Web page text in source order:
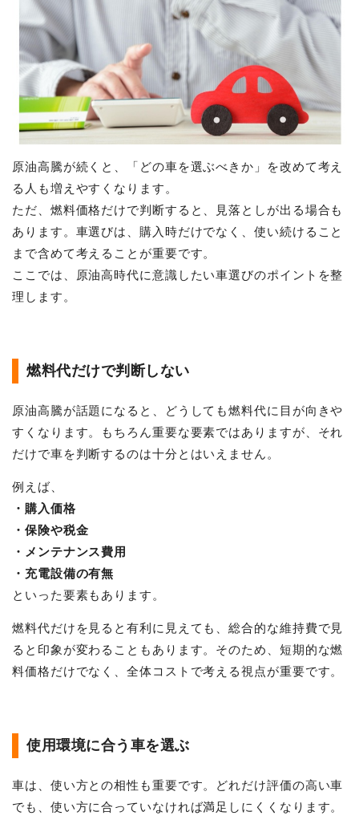
原油高騰が続くと、「どの車を選ぶべきか」を改めて考え
る人も増えやすくなります。
ただ、燃料価格だけで判断すると、見落としが出る場合も
あります。車選びは、購入時だけでなく、使い続けること
まで含めて考えることが重要です。
ここでは、原油高時代に意識したい車選びのポイントを整
理します。
燃料代だけで判断しない
原油高騰が話題になると、どうしても燃料代に目が向きや
すくなります。もちろん重要な要素ではありますが、それ
だけで車を判断するのは十分とはいえません。
例えば、
・購入価格
・保険や税金
・メンテナンス費用
・充電設備の有無
といった要素もあります。
燃料代だけを見ると有利に見えても、総合的な維持費で見
ると印象が変わることもあります。そのため、短期的な燃
料価格だけでなく、全体コストで考える視点が重要です。
使用環境に合う車を選ぶ
車は、使い方との相性も重要です。どれだけ評価の高い車
でも、使い方に合っていなければ満足しにくくなります。